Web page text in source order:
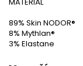
89% Skin NODOR®
8% Mythlan®
3% Elastane